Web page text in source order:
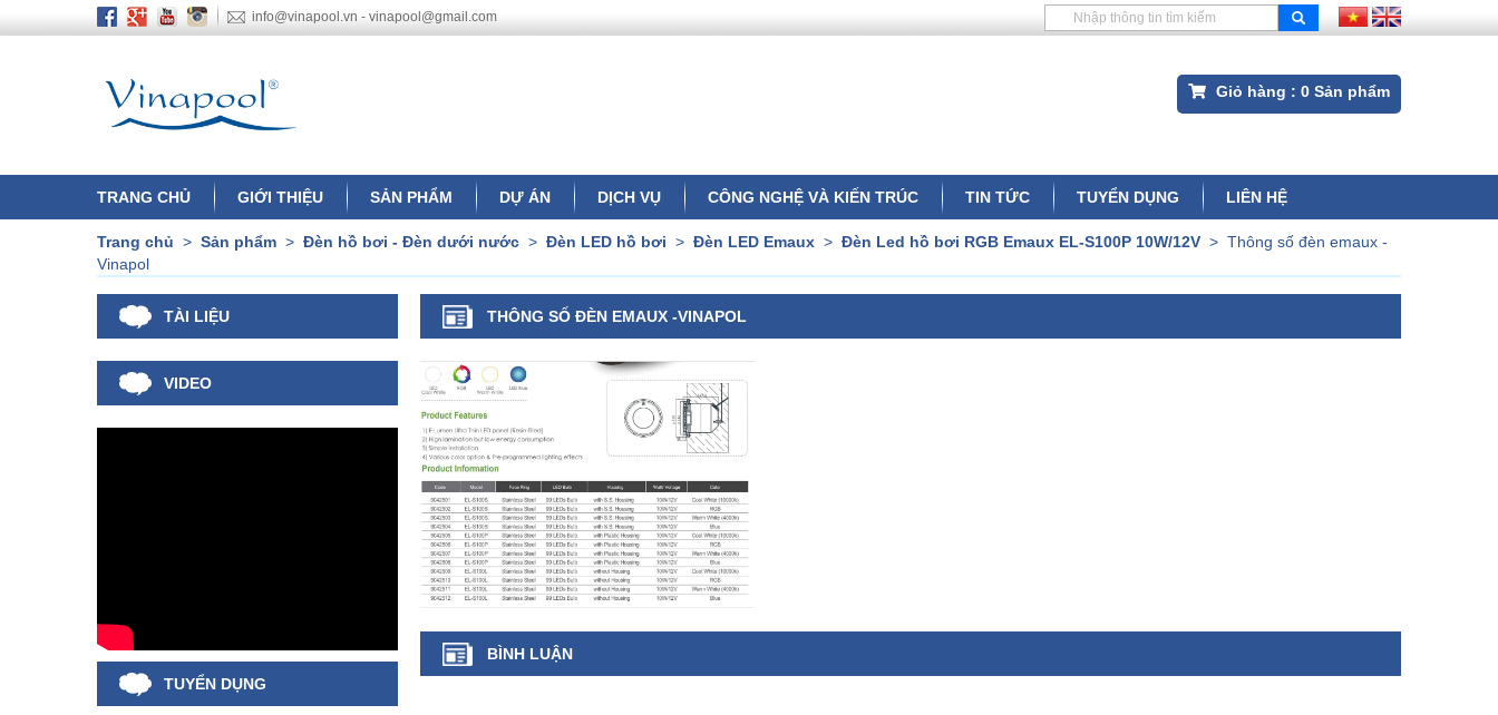
info@vinapool.vn - vinapool@gmail.com
Giỏ hàng : 0 Sản phẩm
TRANG CHỦ GIỚI THIỆU SẢN PHẨM DỰ ÁN DỊCH VỤ CÔNG NGHỆ VÀ KIẾN TRÚC TIN TỨC TUYỂN DỤNG LIÊN HỆ
Trang chủ > Sản phẩm > Đèn hồ bơi - Đèn dưới nước > Đèn LED hồ bơi > Đèn LED Emaux > Đèn Led hồ bơi RGB Emaux EL-S100P 10W/12V > Thông số đèn emaux -
Vinapol
TÀI LIỆU
VIDEO
TUYỂN DỤNG
THÔNG SỐ ĐÈN EMAUX -VINAPOL
BÌNH LUẬN